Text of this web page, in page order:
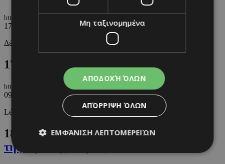
https://m.must.com.cy/gr/people/paparazzi/the-power-dressing-queen
17/04/2026
PAPARAZZI
Δέσποινα Κοτζιάπασιη
17. Suits for Spring
https://m.must.com.cy/gr/people/paparazzi/suits-for-spring
09/04/2026
PAPARAZZI
Léanne Ansar
18.
Η αλλαγή που εντοπίσαμε στο στυλ
της Πρώτης Κυρίας
Μη ταξινομημένα
ΑΠΟΔΟΧΉ ΌΛΩΝ
ΑΠΌΡΡΙΨΗ ΌΛΩΝ
ΕΜΦΆΝΙΣΗ ΛΕΠΤΟΜΕΡΕΙΏΝ